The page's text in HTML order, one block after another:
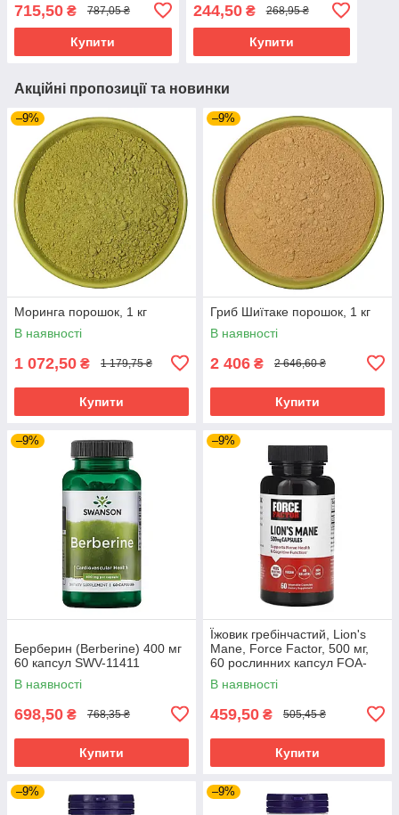
715,50 ₴ 787,05 ₴
Купити
244,50₴ 268,95 ₴
Купити
Акційні пропозиції та новинки
–9%
Моринга порошок, 1 кг
В наявності
1 072,50 ₴ 1 179,75 ₴
Купити
–9%
Гриб Шиїтаке порошок, 1 кг
В наявності
2 406 ₴ 2 646,60 ₴
Купити
–9%
Берберин (Berberine) 400 мг
60 капсул SWV-11411
В наявності
698,50 ₴ 768,35 ₴
Купити
–9%
Їжовик гребінчастий, Lion's
Mane, Force Factor, 500 мг,
60 рослинних капсул FOA-
66038
В наявності
459,50 ₴ 505,45 ₴
Купити
–9% –9%